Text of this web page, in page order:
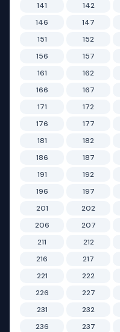
141
142
146
147
151
152
156
157
161
162
166
167
171
172
176
177
181
182
186
187
191
192
196
197
201
202
206
207
211
212
216
217
221
222
226
227
231
232
236
237